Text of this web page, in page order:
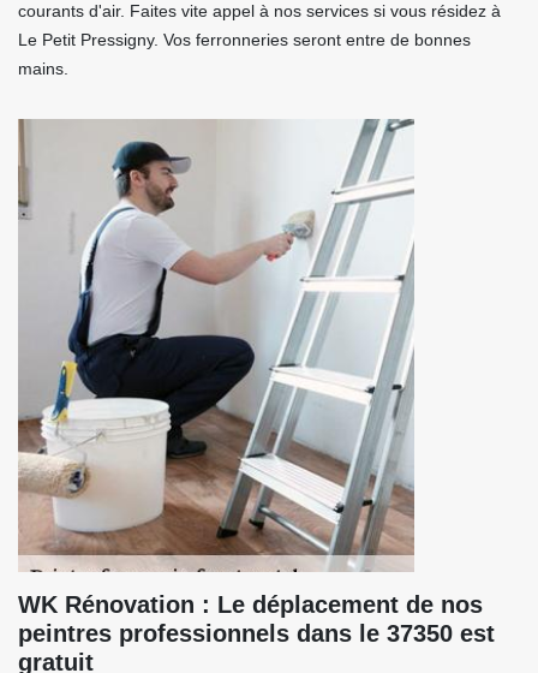
courants d'air. Faites vite appel à nos services si vous résidez à
Le Petit Pressigny. Vos ferronneries seront entre de bonnes
mains.
WK Rénovation : Le déplacement de nos
peintres professionnels dans le 37350 est
gratuit